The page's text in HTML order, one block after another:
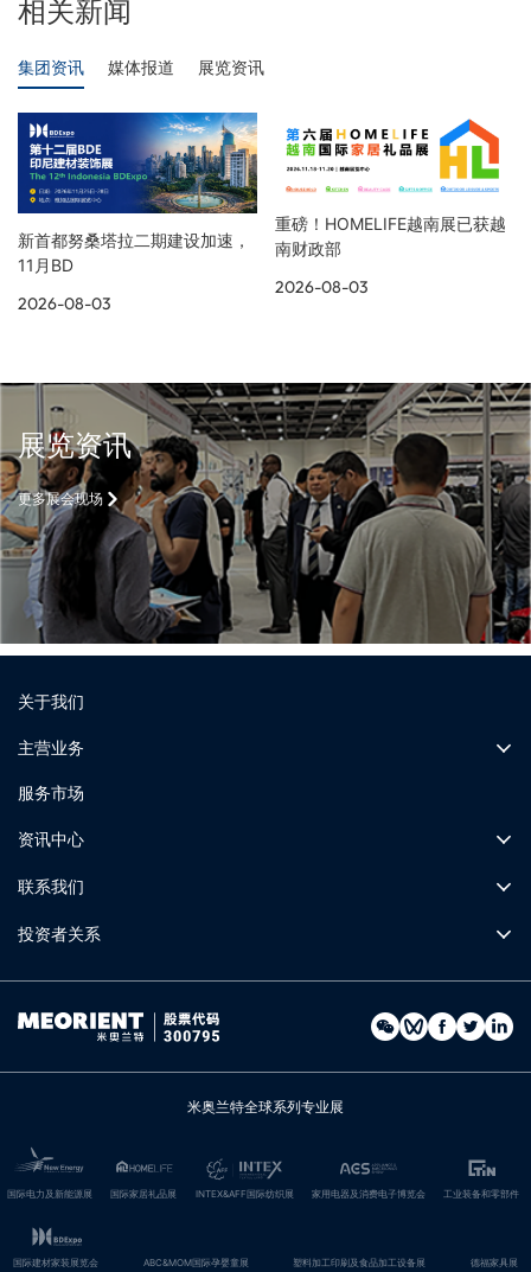
相关新闻
集团资讯 媒体报道 展览资讯
新首都努桑塔拉二期建设加速，
11月BD
2026-08-03
重磅！HOMELIFE越南展已获越
南财政部
2026-08-03
展览资讯
更多展会现场
关于我们
主营业务
服务市场
资讯中心
联系我们
投资者关系
米奥兰特全球系列专业展
国际电力及新能源展 国际家居礼品展 INTEX&AFF国际纺织展 家用电器及消费电子博览会 工业装备和零部件
国际建材家装展览会 ABC&MOM国际孕婴童展 塑料加工印刷及食品加工设备展 德福家具展